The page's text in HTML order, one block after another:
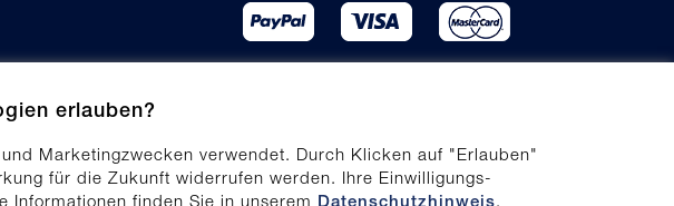
erlauben?
Marketingzwecken verwendet. Durch Klicken auf "Erlauben"
für die Zukunft widerrufen werden. Ihre Einwilligungs-
Informationen finden Sie in unserem Datenschutzhinweis.